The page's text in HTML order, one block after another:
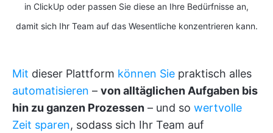
in ClickUp oder passen Sie diese an Ihre Bedürfnisse an,
damit sich Ihr Team auf das Wesentliche konzentrieren kann.
Mit dieser Plattform können Sie praktisch alles
automatisieren – von alltäglichen Aufgaben bis
hin zu ganzen Prozessen – und so wertvolle
Zeit sparen, sodass sich Ihr Team auf